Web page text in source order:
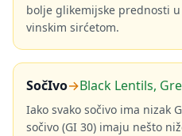
bolje glikemijske prednosti
vinskim sirćetom.
SočIvo→Black Lentils,
Iako svako sočivo ima nizak
sočivo (GI 30) imaju nešto